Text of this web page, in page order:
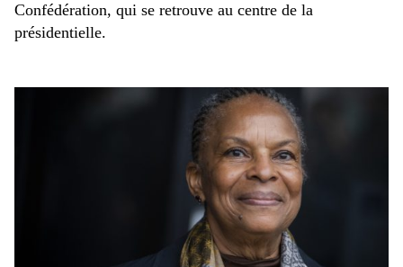
Confédération, qui se retrouve au centre de la
présidentielle.